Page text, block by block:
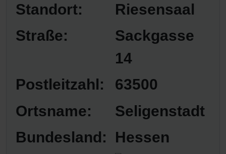
Standort:
Riesensaal
Straße:
Sackgasse
14
Postleitzahl:
63500
Ortsname:
Seligenstadt
Bundesland:
Hessen